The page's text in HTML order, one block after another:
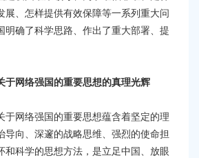
展、怎样提供有效保障等一系列重大问
明确了科学思路、作出了重大部署、提
于网络强国的重要思想的真理光辉
网络强国的重要思想蕴含着坚定的理
导向、深邃的战略思维、强烈的使命担
和科学的思想方法，是立足中国、放眼